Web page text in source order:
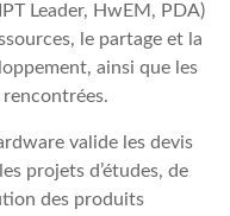
Leader, HwEM, PDA)
le partage et la
ainsi que les
valide les devis
projets d’études, de
des produits